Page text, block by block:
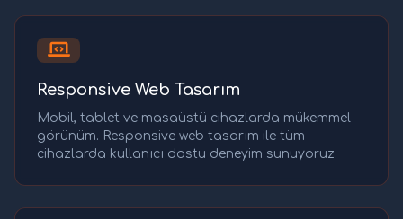
Responsive Web Tasarım
Mobil, tablet ve masaüstü cihazlarda mükemmel
görünüm. Responsive web tasarım ile tüm
cihazlarda kullanıcı dostu deneyim sunuyoruz.